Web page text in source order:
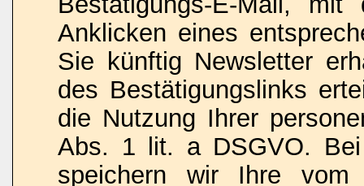
Anklicken eines
Sie künftig Newsletter
des Bestätigungslinks
die Nutzung Ihrer
Abs. 1 lit. a DSGVO.
speichern wir Ihre vom